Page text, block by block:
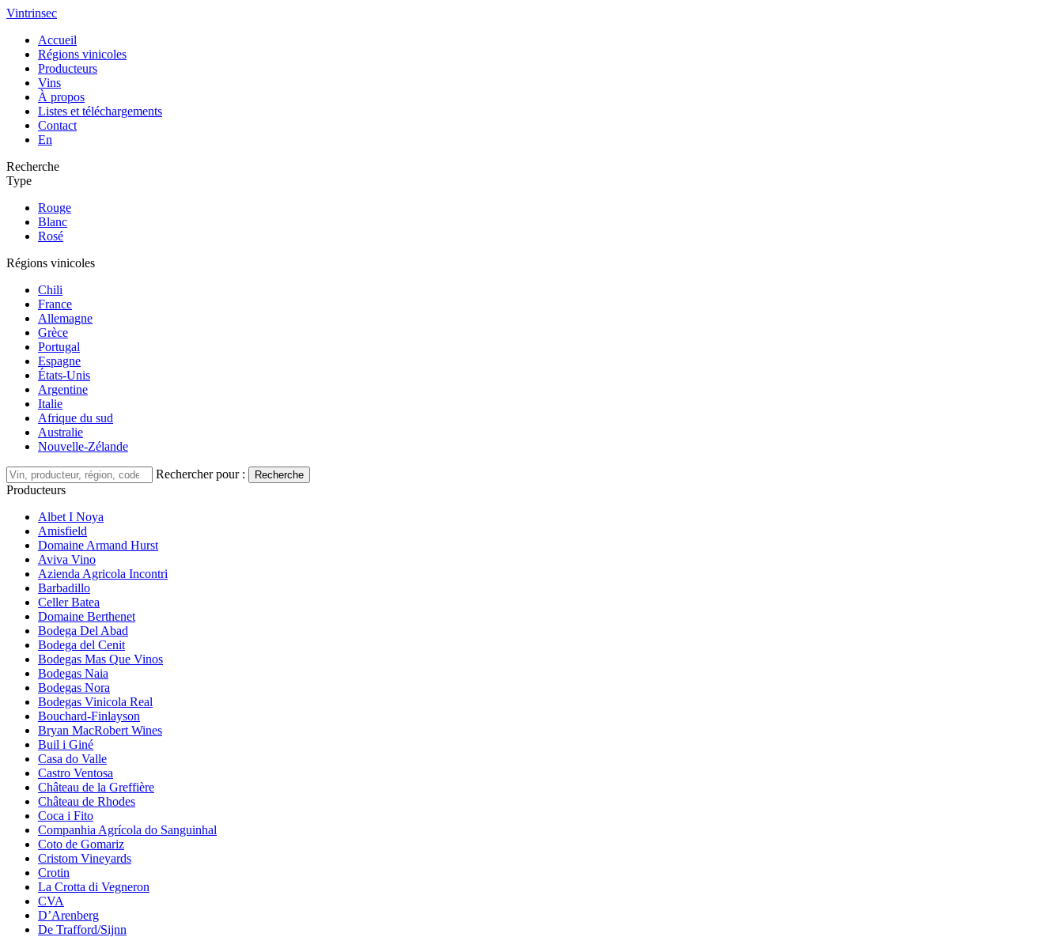
Vintrinsec
Accueil
Régions vinicoles
Producteurs
Vins
À propos
Listes et téléchargements
Contact
En
Recherche
Type
Rouge
Blanc
Rosé
Régions vinicoles
Chili
France
Allemagne
Grèce
Portugal
Espagne
États-Unis
Argentine
Italie
Afrique du sud
Australie
Nouvelle-Zélande
Rechercher pour : Recherche
Producteurs
Albet I Noya
Amisfield
Domaine Armand Hurst
Aviva Vino
Azienda Agricola Incontri
Barbadillo
Celler Batea
Domaine Berthenet
Bodega Del Abad
Bodega del Cenit
Bodegas Mas Que Vinos
Bodegas Naia
Bodegas Nora
Bodegas Vinicola Real
Bouchard-Finlayson
Bryan MacRobert Wines
Buil i Giné
Casa do Valle
Castro Ventosa
Château de la Greffière
Château de Rhodes
Coca i Fito
Companhia Agrícola do Sanguinhal
Coto de Gomariz
Cristom Vineyards
Crotin
La Crotta di Vegneron
CVA
D’Arenberg
De Trafford/Sijnn